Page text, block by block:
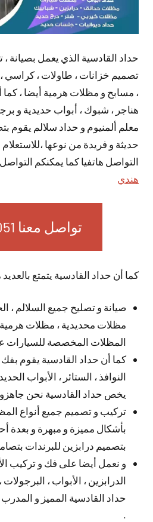
حداد القادسية الذي يعمل بصيانة
تصميم خزانات ، طاولات ، كراسي
، مسابح و مظلات هرمية أيضا ، كما
هناجر ، شبوك ، أبواب حديدية و
معلم ألمنيوم و حداد سلالم يقوم
حديثة و فريدة من نوعها
التواصل هاتفيا كما يمكنكم
هندي
تواصل معنا 66405051
كما أن حداد القادسية يتمتع
صيانة و تصليح جميع السلالم ،
مظلات محديدية ، مظلات
المظلات المخصصة للسيارات
كما أن حداد القادسية يقوم
النوافذ ، الستائر ، الأبواب
يخص حداد القادسية نحن
تركيب و تصميم جميع أنواع
بأشكال مميزة و مبهرة و بعدة
بتصميم درابزين للبرندات
و نعمل أيضا على فك و تركيب
الدرابزين ، الأبواب ،
حداد القادسية المميز و المدرب
.